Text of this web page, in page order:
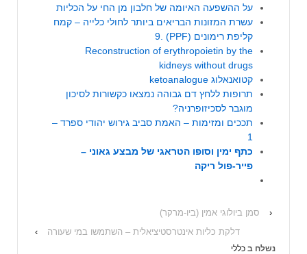
על ההשפעה האיומה של חלבון מן החי על הכליות
עשרת המזונות הבריאים ביותר לחולי כלייה – קמח
קליפת רימונים (PPF) .9
Reconstruction of erythropoietin by the
kidneys without drugs
קטואנאלוג ketoanalogue
תרופות ללחץ דם גבוהה נמצאו כקשורות לסיכון
מוגבר לסכיזופרניה?
תככים ומזימות – האמת סביב גירוש יהודי ספרד –
1
כתף ימין וסופו הטראגי של מבצע גאוני –
פייר-פול ריקה
‹
סמן ביולוגי אמין (ביו-מרקר)
דלקת כליות אינטרסטיציאלית – השתמשו במי שעורה
›
נשלח ב כללי